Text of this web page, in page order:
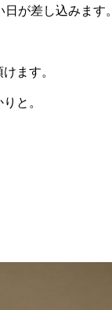
が差し込みます。
ます。
と。